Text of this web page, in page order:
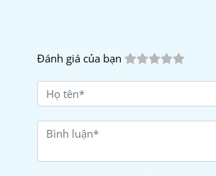
Đánh giá của bạn